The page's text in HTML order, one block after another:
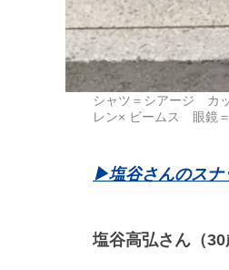
シャツ＝シアージ カ
レン× ビームス 眼鏡
▶︎塩谷さんのスナ
塩谷高弘さん（30